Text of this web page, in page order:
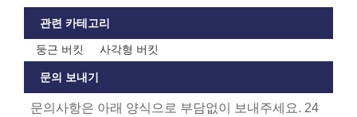
관련 카테고리
둥근 버킷 사각형 버킷
문의 보내기
문의사항은 아래 양식으로 부담없이 보내주세요. 24